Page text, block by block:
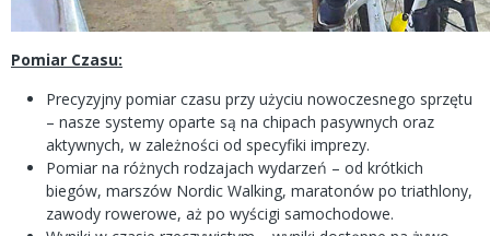
Pomiar Czasu:
Precyzyjny pomiar czasu przy użyciu nowoczesnego sprzętu
– nasze systemy oparte są na chipach pasywnych oraz
aktywnych, w zależności od specyfiki imprezy.
Pomiar na różnych rodzajach wydarzeń – od krótkich
biegów, marszów Nordic Walking, maratonów po triathlony,
zawody rowerowe, aż po wyścigi samochodowe.